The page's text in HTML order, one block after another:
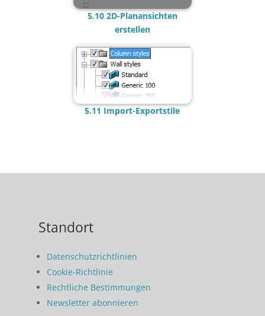
5.10 2D-Planansichten
erstellen
5.11 Import-Exportstile
Standort
Datenschutzrichtlinien
Cookie-Richtlinie
Rechtliche Bestimmungen
Newsletter abonnieren